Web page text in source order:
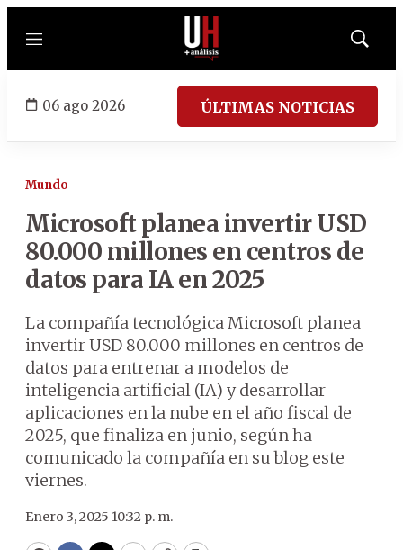
Menú
Mostrar
06 ago 2026 ÚLTIMAS NOTICIAS
Mundo
Microsoft planea invertir USD
80.000 millones en centros de
datos para IA en 2025
La compañía tecnológica Microsoft planea
invertir USD 80.000 millones en centros de
datos para entrenar a modelos de
inteligencia artificial (IA) y desarrollar
aplicaciones en la nube en el año fiscal de
2025, que finaliza en junio, según ha
comunicado la compañía en su blog este
viernes.
Enero 3, 2025 10:32 p. m.